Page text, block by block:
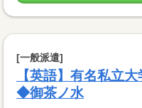
[一般派遣]
【英語】有名私立
◆御茶ノ水